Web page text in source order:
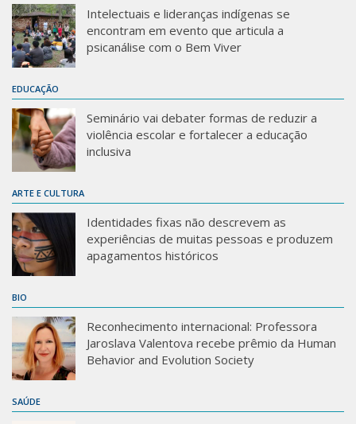
Intelectuais e lideranças indígenas se
encontram em evento que articula a
psicanálise com o Bem Viver
EDUCAÇÃO
Seminário vai debater formas de reduzir a
violência escolar e fortalecer a educação
inclusiva
ARTE E CULTURA
Identidades fixas não descrevem as
experiências de muitas pessoas e produzem
apagamentos históricos
BIO
Reconhecimento internacional: Professora
Jaroslava Valentova recebe prêmio da Human
Behavior and Evolution Society
SAÚDE